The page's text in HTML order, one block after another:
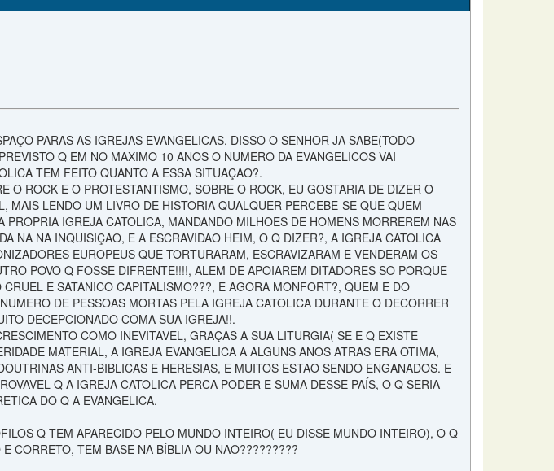
PARAS AS IGREJAS EVANGELICAS, DISSO O SENHOR JA SABE(TODO
Q EM NO MAXIMO 10 ANOS O NUMERO DA EVANGELICOS VAI
TEM FEITO QUANTO A ESSA SITUAÇAO?.
O ROCK E O PROTESTANTISMO, SOBRE O ROCK, EU GOSTARIA DE DIZER O
MAIS LENDO UM LIVRO DE HISTORIA QUALQUER PERCEBE-SE QUE QUEM
IGREJA CATOLICA, MANDANDO MILHOES DE HOMENS MORREREM NAS
NA NA INQUISIÇAO, E A ESCRAVIDAO HEIM, O Q DIZER?, A IGREJA CATOLICA
EUROPEUS QUE TORTURARAM, ESCRAVIZARAM E VENDERAM OS
POVO Q FOSSE DIFRENTE!!!!, ALEM DE APOIAREM DITADORES SO PORQUE
E SATANICO CAPITALISMO???, E AGORA MONFORT?, QUEM E DO
DE PESSOAS MORTAS PELA IGREJA CATOLICA DURANTE O DECORRER
DECEPCIONADO COMA SUA IGREJA!!.
COMO INEVITAVEL, GRAÇAS A SUA LITURGIA( SE E Q EXISTE
MATERIAL, A IGREJA EVANGELICA A ALGUNS ANOS ATRAS ERA OTIMA,
ANTI-BIBLICAS E HERESIAS, E MUITOS ESTAO SENDO ENGANADOS. E
Q A IGREJA CATOLICA PERCA PODER E SUMA DESSE PAÍS, O Q SERIA
DO Q A EVANGELICA.
Q TEM APARECIDO PELO MUNDO INTEIRO( EU DISSE MUNDO INTEIRO), O Q
CORRETO, TEM BASE NA BÍBLIA OU NAO?????????